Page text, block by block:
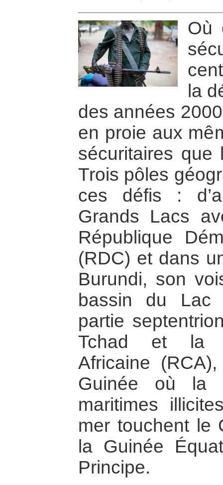
Où
la
des années
en proie aux
sécuritaires que
Trois pôles
ces défis :
Grands Lacs
République
(RDC) et dans
Burundi, son
bassin du Lac
partie
Tchad et la
Africaine
Guinée où la
maritimes
mer touchent le
la Guinée
Principe.